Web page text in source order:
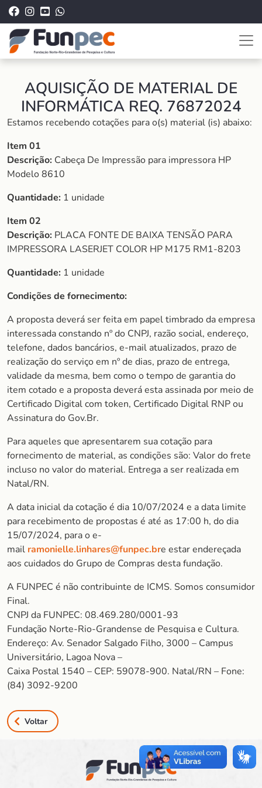
AQUISIÇÃO DE MATERIAL DE
INFORMÁTICA REQ. 76872024
Estamos recebendo cotações para o(s) material (is) abaixo:
Item 01
Descrição: Cabeça De Impressão para impressora HP
Modelo 8610
Quantidade: 1 unidade
Item 02
Descrição: PLACA FONTE DE BAIXA TENSÃO PARA
IMPRESSORA LASERJET COLOR HP M175 RM1-8203
Quantidade: 1 unidade
Condições de fornecimento:
A proposta deverá ser feita em papel timbrado da empresa
interessada constando nº do CNPJ, razão social, endereço,
telefone, dados bancários, e-mail atualizados, prazo de
realização do serviço em nº de dias, prazo de entrega,
validade da mesma, bem como o tempo de garantia do
item cotado e a proposta deverá esta assinada por meio de
Certificado Digital com token, Certificado Digital RNP ou
Assinatura do Gov.Br.
Para aqueles que apresentarem sua cotação para
fornecimento de material, as condições são: Valor do frete
incluso no valor do material. Entrega a ser realizada em
Natal/RN.
A data inicial da cotação é dia 10/07/2024 e a data limite
para recebimento de propostas é até as 17:00 h, do dia
15/07/2024, para o e-
mail ramonielle.linhares@funpec.bre estar endereçada
aos cuidados do Grupo de Compras desta fundação.
A FUNPEC é não contribuinte de ICMS. Somos consumidor
Final.
CNPJ da FUNPEC: 08.469.280/0001-93
Fundação Norte-Rio-Grandense de Pesquisa e Cultura.
Endereço: Av. Senador Salgado Filho, 3000 – Campus
Universitário, Lagoa Nova –
Caixa Postal 1540 – CEP: 59078-900. Natal/RN – Fone:
(84) 3092-9200
Voltar